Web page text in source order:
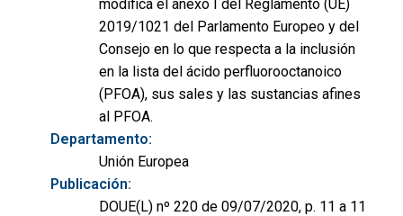
modifica el anexo I del Reglamento (UE)
2019/1021 del Parlamento Europeo y del
Consejo en lo que respecta a la inclusión
en la lista del ácido perfluorooctanoico
(PFOA), sus sales y las sustancias afines
al PFOA.
Departamento:
Unión Europea
Publicación:
DOUE(L) nº 220 de 09/07/2020, p. 11 a 11